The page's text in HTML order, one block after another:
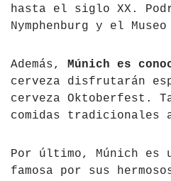
hasta el siglo XX.
Nymphenburg y el
Además, Múnich es
cerveza disfrutarán
cerveza Oktoberfest.
comidas tradicionales
Por último, Múnich es
famosa por sus